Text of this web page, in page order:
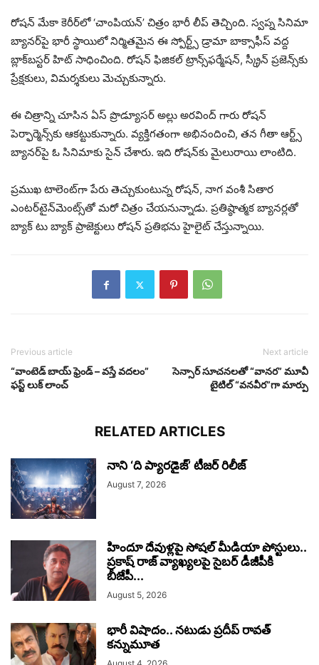
రోషన్ మేకా కెరీర్‌లో ‘చాంపియన్’ చిత్రం భారీ లీప్ తెచ్చింది. స్వప్న సినిమా
బ్యానర్‌పై భారీ స్థాయిలో నిర్మితమైన ఈ స్పోర్ట్స్ డ్రామా బాక్సాఫీస్ వద్ద
బ్లాక్‌బస్టర్ హిట్ సాధించింది. రోషన్ ఫిజికల్ ట్రాన్స్‌ఫర్మేషన్, స్క్రీన్ ప్రజెన్స్‌కు
ప్రేక్షకులు, విమర్శకులు మెచ్చుకున్నారు.
ఈ చిత్రాన్ని చూసిన ఏస్ ప్రొడ్యూసర్ అల్లు అరవింద్ గారు రోషన్
పెర్ఫార్మెన్స్‌కు ఆకట్టుకున్నారు. వ్యక్తిగతంగా అభినందించి, తన గీతా ఆర్ట్స్
బ్యానర్‌పై ఓ సినిమాకు సైన్ చేశారు. ఇది రోషన్‌కు మైలురాయి లాంటిది.
ప్రముఖ టాలెంట్‌గా పేరు తెచ్చుకుంటున్న రోషన్, నాగ వంశీ సితార
ఎంటర్‌టైన్‌మెంట్స్‌తో మరో చిత్రం చేయనున్నాడు. ప్రతిష్ఠాత్మక బ్యానర్లతో
బ్యాక్ టు బ్యాక్ ప్రాజెక్టులు రోషన్ ప్రతిభను హైలైట్ చేస్తున్నాయి.
Previous article
“వాంటెడ్ బాయ్ ఫ్రెండ్ – వస్తే వదలం”
ఫస్ట్ లుక్ లాంచ్
Next article
సెన్సార్ సూచనలతో “వానర” మూవీ
టైటిల్ “వనవీర”గా మార్పు
RELATED ARTICLES
నాని ‘ది ప్యారడైజ్’ టీజర్‌ రిలీజ్
August 7, 2026
హిందూ దేవుళ్లపై సోషల్ మీడియా పోస్టులు..
ప్రకాష్ రాజ్ వ్యాఖ్యలపై సైబర్ డీజీపీకి
బీజేపీ...
August 5, 2026
భారీ విషాదం.. నటుడు ప్రదీప్ రావత్
కన్నుమూత